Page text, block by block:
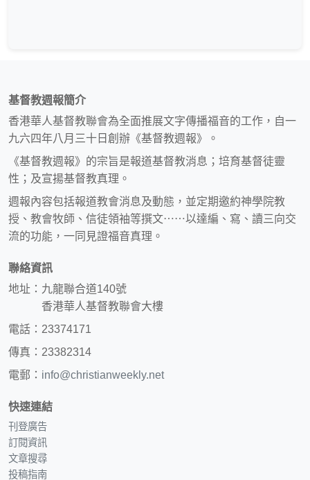
基督教週報簡介
香港華人基督教聯會為全面推展文字傳播福音的工作，自一
九六四年八月三十日創辦《基督教週報》。
《基督教週報》的宗旨是報道基督教消息；培育基督徒靈
性；及宣揚基督教真理。
週報內容包括報道教會消息及動態，並定期邀約神學院教
授、教會牧師、信徒領袖等撰文⋯⋯以達編、寫、讀三向交
流的功能，一同見證福音真理。
聯絡資訊
地址：九龍聯合道140號
香港華人基督教聯會大樓
電話：23374171
傳真：23382314
電郵： info@christianweekly.net
快速連結
刊登廣告
訂閱資訊
文章搜尋
投稿指南